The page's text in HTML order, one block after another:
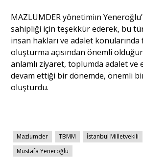
Dosya Haber
Ankara Analiz
Sağlık
MAZLUMDER yönetimiın
sahipliği için teşekkür ederek, bu
insan hakları ve adalet konularında
oluşturma açısından önemli
anlamlı ziyaret, toplumda adalet ve
devam ettiği bir dönemde, önemli
oluşturdu.
Mazlumder TBMM İstanbul Milletvekili
Mustafa Yeneroğlu